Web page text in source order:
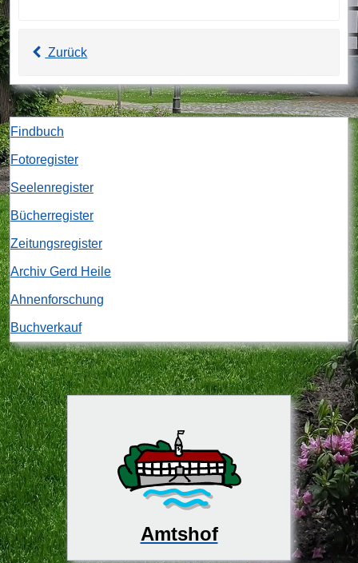
Zurück
Findbuch
Fotoregister
Seelenregister
Bücherregister
Zeitungsregister
Archiv Gerd Heile
Ahnenforschung
Buchverkauf
Amtshof